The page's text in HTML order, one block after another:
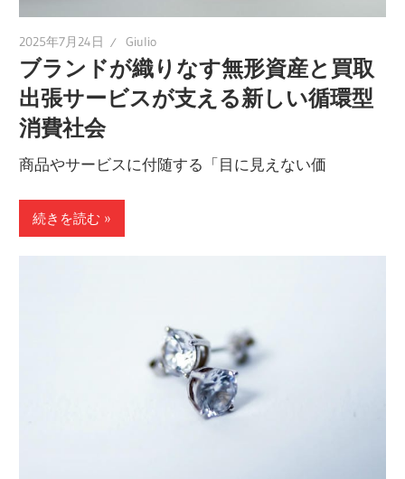
2025年7月24日 Giulio
ブランドが織りなす無形資産と買取
出張サービスが支える新しい循環型
消費社会
商品やサービスに付随する「目に見えない価
続きを読む